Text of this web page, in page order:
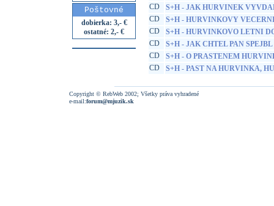
Poštovné
dobierka: 3,- €
ostatné: 2,- €
CD
S+H - JAK HURVINEK
CD
S+H - HURVINKOVY
CD
S+H - HURVINKOVO LETNI
CD
S+H - JAK CHTEL PAN
CD
S+H - O PRASTENEM
CD
S+H - PAST NA HURVINKA,
Copyright © RebWeb 2002; Všetky práva vyhradené
e-mail:forum@mjuzik.sk